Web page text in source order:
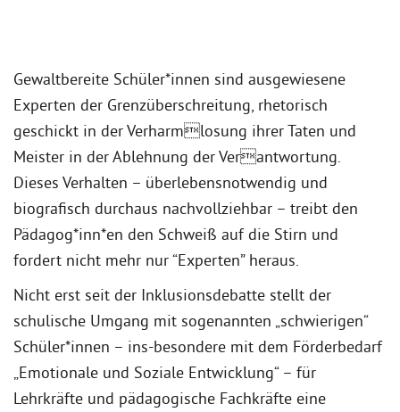
Gewaltbereite Schüler*innen sind ausgewiesene
Experten der Grenzüberschreitung, rhetorisch
geschickt in der Verharmlosung ihrer Taten und
Meister in der Ablehnung der Verantwortung.
Dieses Verhalten – überlebensnotwendig und
biografisch durchaus nachvollziehbar – treibt den
Pädagog*inn*en den Schweiß auf die Stirn und
fordert nicht mehr nur “Experten” heraus.
Nicht erst seit der Inklusionsdebatte stellt der
schulische Umgang mit sogenannten „schwierigen“
Schüler*innen – ins-besondere mit dem Förderbedarf
„Emotionale und Soziale Entwicklung“ – für
Lehrkräfte und pädagogische Fachkräfte eine